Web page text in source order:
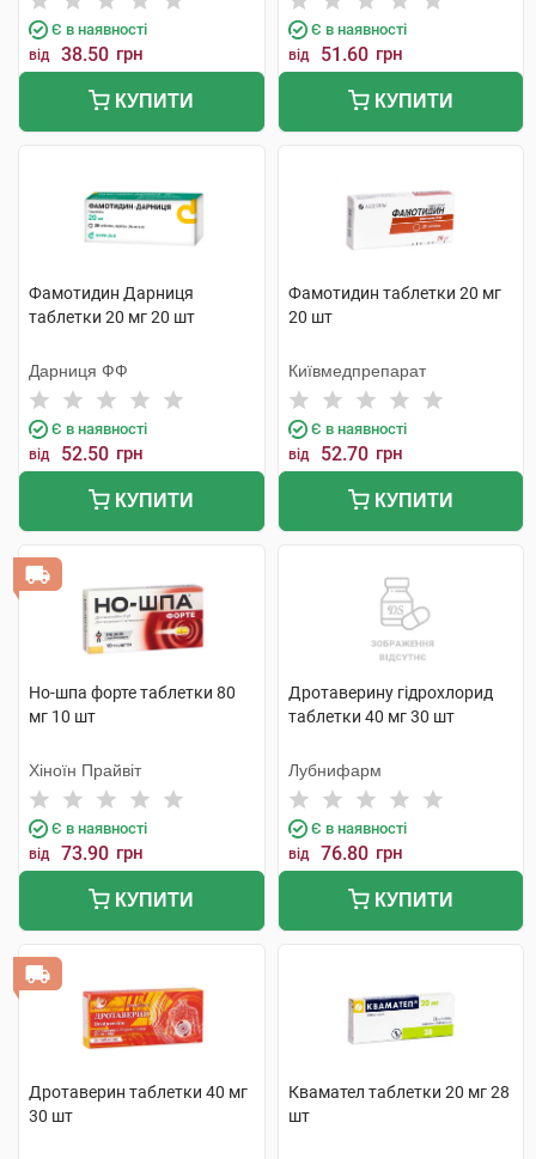
Є в наявності
від 38.50 грн
КУПИТИ
Є в наявності
від 51.60 грн
КУПИТИ
Фамотидин Дарниця
таблетки 20 мг 20 шт
Дарниця ФФ
Є в наявності
від 52.50 грн
КУПИТИ
Фамотидин таблетки 20 мг
20 шт
Київмедпрепарат
Є в наявності
від 52.70 грн
КУПИТИ
Но-шпа форте таблетки 80
мг 10 шт
Хіноїн Прайвіт
Є в наявності
від 73.90 грн
КУПИТИ
Дротаверину гідрохлорид
таблетки 40 мг 30 шт
Лубнифарм
Є в наявності
від 76.80 грн
КУПИТИ
Дротаверин таблетки 40 мг
30 шт
Квамател таблетки 20 мг 28
шт